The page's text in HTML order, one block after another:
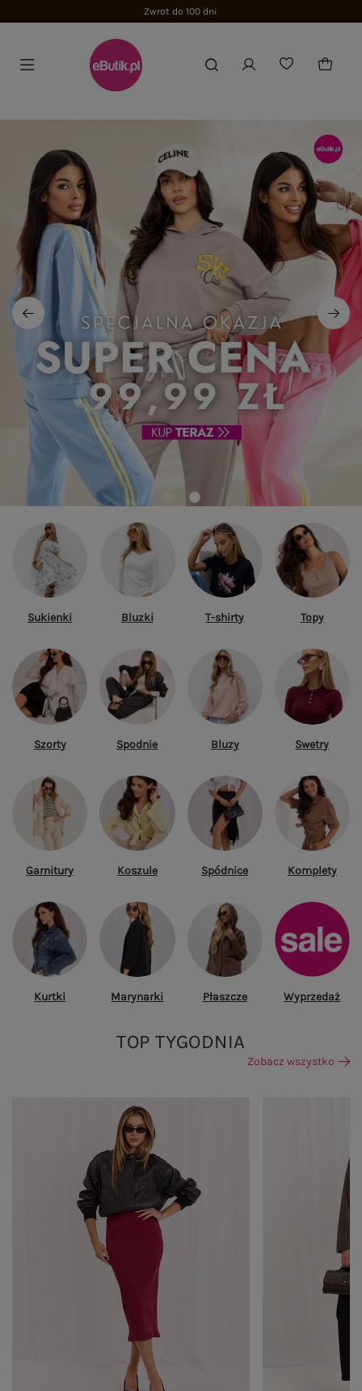
Zwrot do 100 dni
Sukienki Bluzki T-shirty Topy
Szorty Spodnie Bluzy Swetry
Garnitury Koszule Spódnice Komplety
Kurtki Marynarki Płaszcze Wyprzedaż
TOP TYGODNIA
Zobacz wszystko